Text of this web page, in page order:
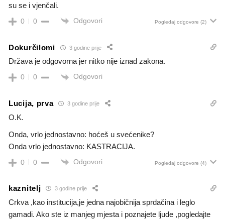
su se i vjenčali.
0 0 Odgovori Pogledaj odgovore (2)
Dokurčilomi 3 godine prije
Država je odgovorna jer nitko nije iznad zakona.
0 0 Odgovori
Lucija, prva 3 godine prije
O.K.
Onda, vrlo jednostavno: hoćeš u svećenike?
Onda vrlo jednostavno: KASTRACIJA.
0 0 Odgovori Pogledaj odgovore (4)
kaznitelj 3 godine prije
Crkva ,kao institucija,je jedna najobičnija sprdačina i leglo
gamadi. Ako ste iz manjeg mjesta i poznajete ljude ,pogledajte